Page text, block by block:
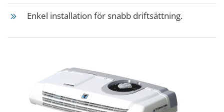
Enkel installation för snabb driftsättning.